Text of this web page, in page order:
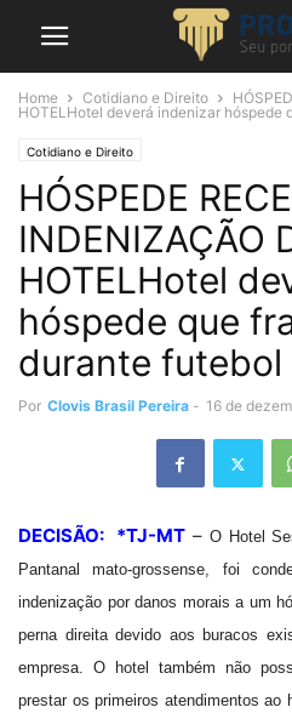
Home Cotidiano e Direito
HOTELHotel deverá indenizar hóspede
Cotidiano e Direito
HÓSPEDE
INDENIZAÇÃO
HOTELHotel
hóspede que
durante futebol
Por Clovis Brasil Pereira - 16 de
DECISÃO: *TJ-MT– O Hotel
Pantanal mato-grossense, foi
indenização por danos morais a um
perna direita devido aos buracos
empresa. O hotel também não
prestar os primeiros atendimentos ao